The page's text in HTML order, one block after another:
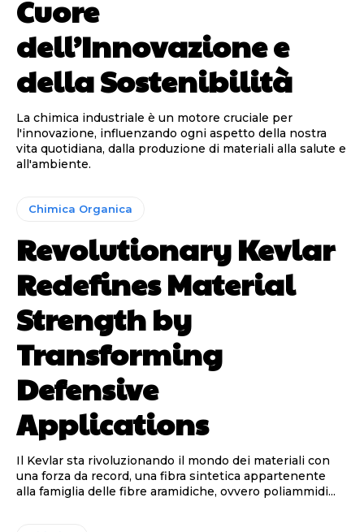
Cuore
dell’Innovazione e
della Sostenibilità
La chimica industriale è un motore cruciale per
l'innovazione, influenzando ogni aspetto della nostra
vita quotidiana, dalla produzione di materiali alla salute e
all'ambiente.
Chimica Organica
Revolutionary Kevlar
Redefines Material
Strength by
Transforming
Defensive
Applications
Il Kevlar sta rivoluzionando il mondo dei materiali con
una forza da record, una fibra sintetica appartenente
alla famiglia delle fibre aramidiche, ovvero poliammidi...